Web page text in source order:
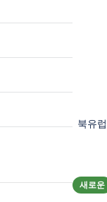
카트에
북유
새로운